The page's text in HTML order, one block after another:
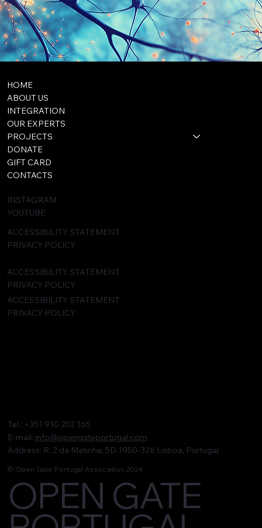
HOME
ABOUT US
INTEGRATION
OUR EXPERTS
PROJECTS
DONATE
GIFT CARD
CONTACTS
INSTAGRAM
YOUTUBE
ACCESSIBILITY STATEMENT
PRIVACY POLICY
ACCESSIBILITY STATEMENT
PRIVACY POLICY
ACCESSIBILITY STATEMENT
PRIVACY POLICY
Tel.: +351 910 252 165
E-mail: info@opengateportugal.com
Address: R. 2 da Matinha, 5D 1950-326 Lisboa, Portugal
© Open Gate Portugal Association 2024
OPEN GATE